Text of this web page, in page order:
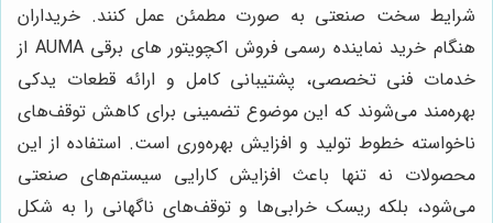
شرایط سخت صنعتی به صورت مطمئن عمل کنند. خریداران
هنگام خرید نماینده رسمی فروش اکچویتور های برقی AUMA از
خدمات فنی تخصصی، پشتیبانی کامل و ارائه قطعات یدکی
بهره‌مند می‌شوند که این موضوع تضمینی برای کاهش توقف‌های
ناخواسته خطوط تولید و افزایش بهره‌وری است. استفاده از این
محصولات نه تنها باعث افزایش کارایی سیستم‌های صنعتی
می‌شود، بلکه ریسک خرابی‌ها و توقف‌های ناگهانی را به شکل